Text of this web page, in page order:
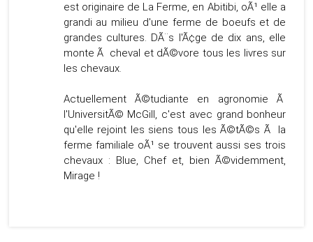
est originaire de La Ferme, en Abitibi, oÃ¹ elle a
grandi au milieu d'une ferme de boeufs et de
grandes cultures. DÃ¨s l'Ã¢ge de dix ans, elle
monte Ã cheval et dÃ©vore tous les livres sur
les chevaux.
Actuellement Ã©tudiante en agronomie Ã
l'UniversitÃ© McGill, c'est avec grand bonheur
qu'elle rejoint les siens tous les Ã©tÃ©s Ã la
ferme familiale oÃ¹ se trouvent aussi ses trois
chevaux : Blue, Chef et, bien Ã©videmment,
Mirage !